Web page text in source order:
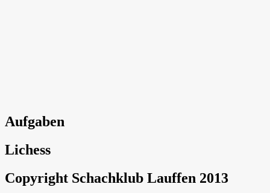
Aufgaben
Lichess
Copyright Schachklub Lauffen 2013